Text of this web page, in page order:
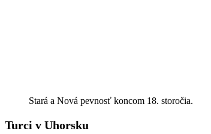
Stará a Nová pevnosť koncom 18. storočia.
Turci v Uhorsku